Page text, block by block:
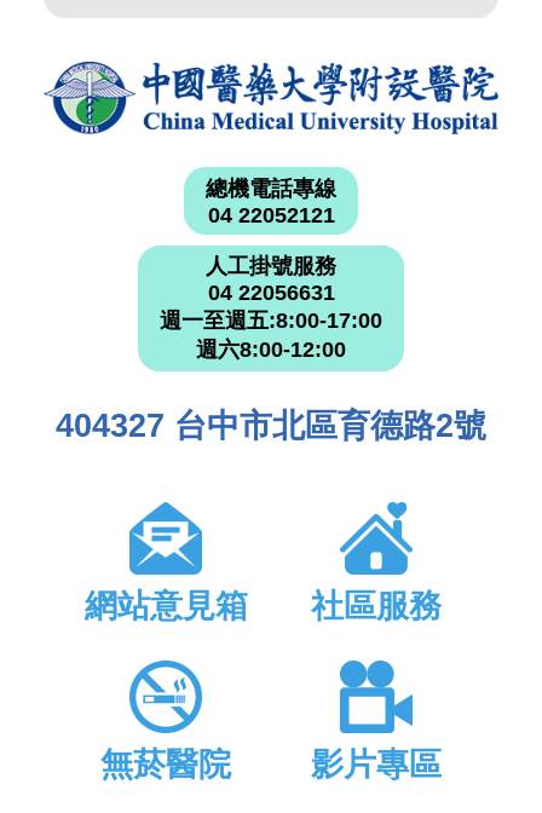
總機電話專線
04 22052121
人工掛號服務
04 22056631
週一至週五:8:00-17:00
週六8:00-12:00
404327 台中市北區育德路2號
網站意見箱 社區服務
無菸醫院 影片專區